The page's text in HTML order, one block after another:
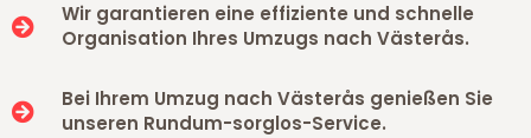
Wir garantieren eine effiziente und schnelle
Organisation Ihres Umzugs nach Västerås.
Bei Ihrem Umzug nach Västerås genießen Sie
unseren Rundum-sorglos-Service.